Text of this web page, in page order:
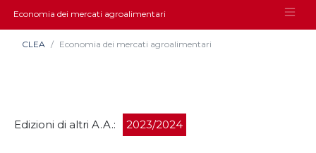
Economia dei mercati agroalimentari
CLEA Economia dei mercati agroalimentari
Edizioni di altri A.A.: 2023/2024